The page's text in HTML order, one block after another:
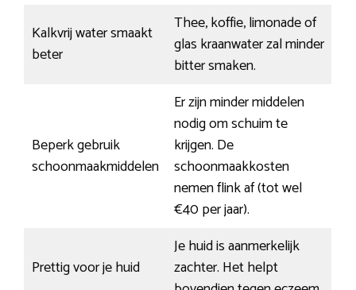
Kalkvrij water smaakt
beter
Thee, koffie, limonade of
glas kraanwater zal minder
bitter smaken.
Beperk gebruik
schoonmaakmiddelen
Er zijn minder middelen
nodig om schuim te
krijgen. De
schoonmaakkosten
nemen flink af (tot wel
€40 per jaar).
Prettig voor je huid
Je huid is aanmerkelijk
zachter. Het helpt